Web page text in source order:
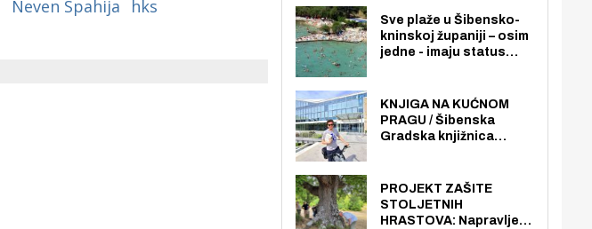
Neven Spahija
hks
loži
Sve plaže u Šibensko-
kninskoj županiji – osim
jedne - imaju status
općoj upotrebi. Pristup
je slobodan i besplatan
za sve građane i
KNJIGA NA KUĆNOM
PRAGU / Šibenska
Gradska knjižnica
knjiga na kućnu adresu
električnim biciklom.
PROJEKT ZAŠITE
STOLJETNIH
HRASTOVA: Napravljen